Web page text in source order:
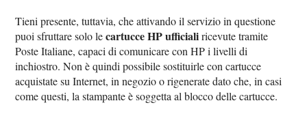
Tieni presente, tuttavia, che attivando il servizio in questione
puoi sfruttare solo lecartucce HP ufficialiricevute tramite
Poste Italiane, capaci di comunicare con HP i livelli di
inchiostro. Non è quindi possibile sostituirle con cartucce
acquistate su Internet, in negozio o rigenerate dato che, in casi
come questi, la stampante è soggetta al blocco delle cartucce.